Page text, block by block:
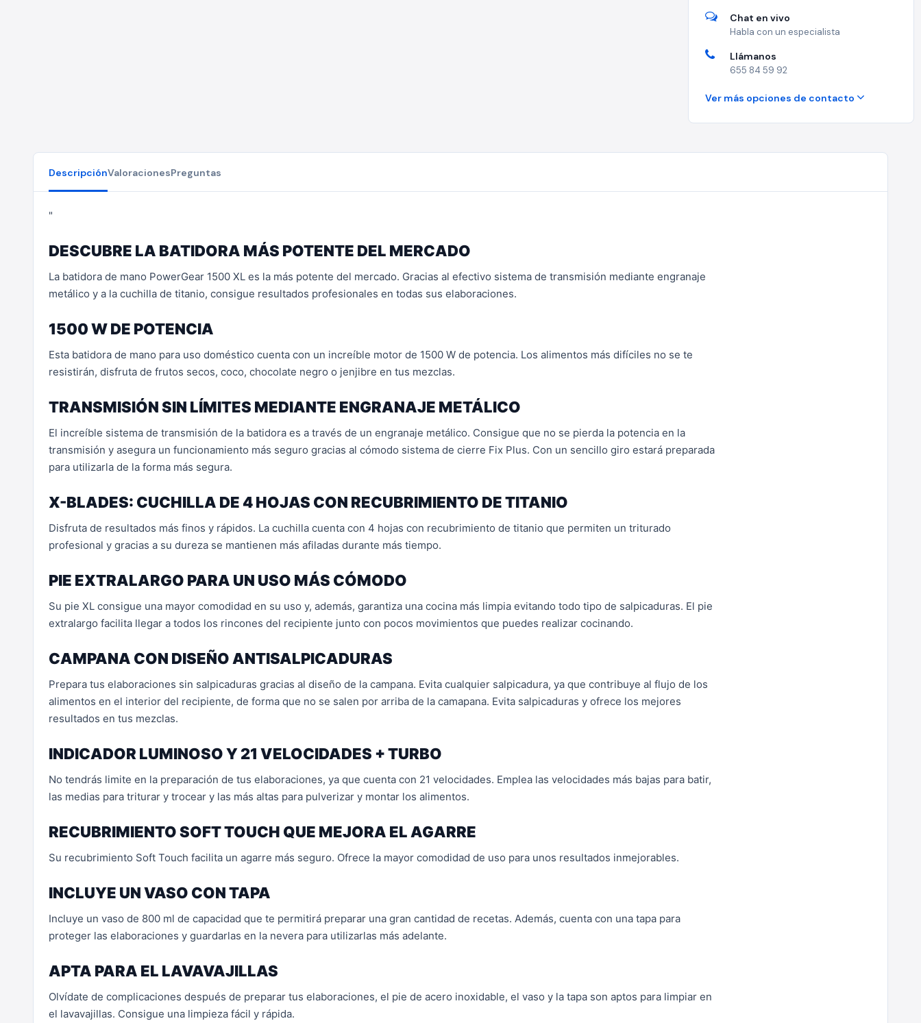
Chat en vivo
Habla con un especialista
Llámanos
655 84 59 92
Ver más opciones de contacto
DescripciónValoracionesPreguntas
"
DESCUBRE LA BATIDORA MÁS POTENTE DEL MERCADO
La batidora de mano PowerGear 1500 XL es la más potente del mercado. Gracias al efectivo sistema de transmisión mediante engranaje
metálico y a la cuchilla de titanio, consigue resultados profesionales en todas sus elaboraciones.
1500 W DE POTENCIA
Esta batidora de mano para uso doméstico cuenta con un increíble motor de 1500 W de potencia. Los alimentos más difíciles no se te
resistirán, disfruta de frutos secos, coco, chocolate negro o jenjibre en tus mezclas.
TRANSMISIÓN SIN LÍMITES MEDIANTE ENGRANAJE METÁLICO
El increíble sistema de transmisión de la batidora es a través de un engranaje metálico. Consigue que no se pierda la potencia en la
transmisión y asegura un funcionamiento más seguro gracias al cómodo sistema de cierre Fix Plus. Con un sencillo giro estará preparada
para utilizarla de la forma más segura.
X-BLADES: CUCHILLA DE 4 HOJAS CON RECUBRIMIENTO DE TITANIO
Disfruta de resultados más finos y rápidos. La cuchilla cuenta con 4 hojas con recubrimiento de titanio que permiten un triturado
profesional y gracias a su dureza se mantienen más afiladas durante más tiempo.
PIE EXTRALARGO PARA UN USO MÁS CÓMODO
Su pie XL consigue una mayor comodidad en su uso y, además, garantiza una cocina más limpia evitando todo tipo de salpicaduras. El pie
extralargo facilita llegar a todos los rincones del recipiente junto con pocos movimientos que puedes realizar cocinando.
CAMPANA CON DISEÑO ANTISALPICADURAS
Prepara tus elaboraciones sin salpicaduras gracias al diseño de la campana. Evita cualquier salpicadura, ya que contribuye al flujo de los
alimentos en el interior del recipiente, de forma que no se salen por arriba de la camapana. Evita salpicaduras y ofrece los mejores
resultados en tus mezclas.
INDICADOR LUMINOSO Y 21 VELOCIDADES + TURBO
No tendrás limite en la preparación de tus elaboraciones, ya que cuenta con 21 velocidades. Emplea las velocidades más bajas para batir,
las medias para triturar y trocear y las más altas para pulverizar y montar los alimentos.
RECUBRIMIENTO SOFT TOUCH QUE MEJORA EL AGARRE
Su recubrimiento Soft Touch facilita un agarre más seguro. Ofrece la mayor comodidad de uso para unos resultados inmejorables.
INCLUYE UN VASO CON TAPA
Incluye un vaso de 800 ml de capacidad que te permitirá preparar una gran cantidad de recetas. Además, cuenta con una tapa para
proteger las elaboraciones y guardarlas en la nevera para utilizarlas más adelante.
APTA PARA EL LAVAVAJILLAS
Olvídate de complicaciones después de preparar tus elaboraciones, el pie de acero inoxidable, el vaso y la tapa son aptos para limpiar en
el lavavajillas. Consigue una limpieza fácil y rápida.